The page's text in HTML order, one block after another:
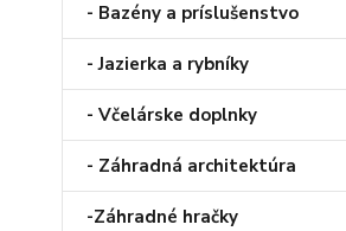
- Bazény a príslušenstvo
- Jazierka a rybníky
- Včelárske doplnky
- Záhradná architektúra
-Záhradné hračky